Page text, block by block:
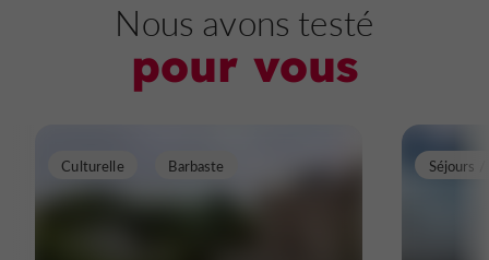
Nous avons testé
pour vous
Culturelle Barbaste Séjours /